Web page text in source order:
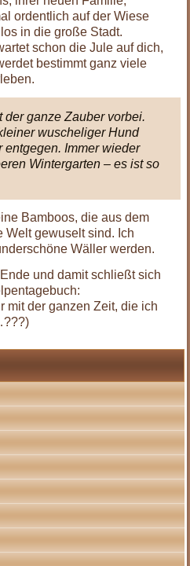
ordentlich auf der Wiese
in die große Stadt.
schon die Jule auf dich,
bestimmt ganz viele
der ganze Zauber vorbei.
wuscheliger Hund
entgegen. Immer wieder
Wintergarten – es ist so
Bamboos, die aus dem
Welt gewuselt sind. Ich
Wäller werden.
und damit schließt sich
mit der ganzen Zeit, die ich